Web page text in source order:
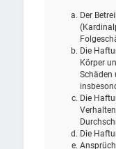
Der
Die
Körper
Schäden
Die
Die